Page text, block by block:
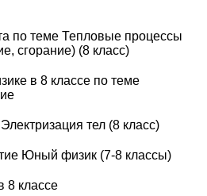
по теме Тепловые процессы
сгорание) (8 класс)
в 8 классе по теме
тел (8 класс)
Юный физик (7-8 классы)
8 классе